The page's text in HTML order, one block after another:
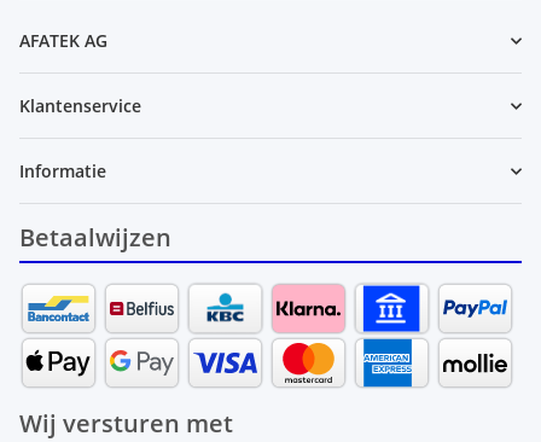
AFATEK AG
Klantenservice
Informatie
Betaalwijzen
Wij versturen met